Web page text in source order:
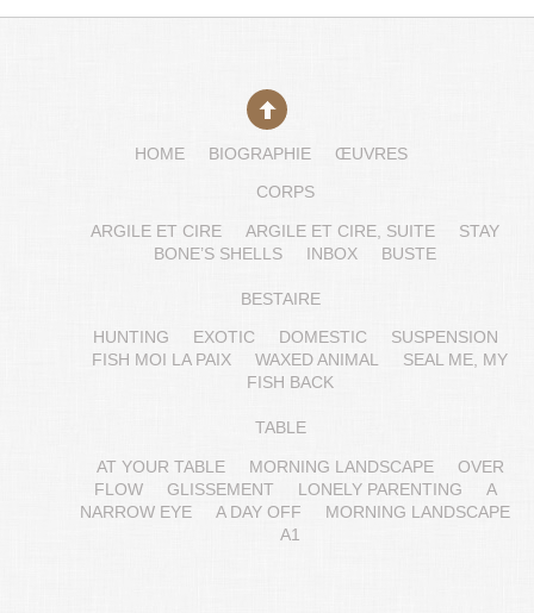
HOME BIOGRAPHIE ŒUVRES
CORPS
ARGILE ET CIRE ARGILE ET CIRE, SUITE
STAY
BONE’S SHELLS
INBOX BUSTE
BESTAIRE
HUNTING EXOTIC DOMESTIC
SUSPENSION
FISH MOI LA PAIX
WAXED ANIMAL
SEAL ME, MY
FISH BACK
TABLE
AT YOUR TABLE MORNING LANDSCAPE
OVER
FLOW
GLISSEMENT LONELY PARENTING
A
NARROW EYE
A DAY OFF
MORNING LANDSCAPE
A1